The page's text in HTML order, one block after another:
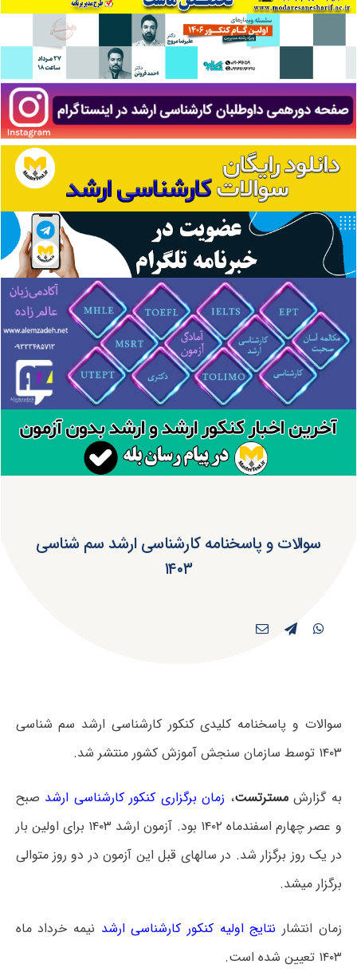
سوالات و پاسخنامه کارشناسی ارشد سم شناسی
۱۴۰۳
سوالات و پاسخنامه کلیدی کنکور کارشناسی ارشد سم شناسی
۱۴۰۳ توسط سازمان سنجش آموزش کشور منتشر شد.
به گزارشمسترتست، زمان برگزاری کنکور کارشناسی ارشد صبح
و عصر چهارم اسفندماه ۱۴۰۲ بود. آزمون ارشد ۱۴۰۳ برای اولین بار
در یک روز برگزار شد. در سالهای قبل این آزمون در دو روز متوالی
برگزار میشد.
زمان انتشار نتایج اولیه کنکور کارشناسی ارشد نیمه خرداد ماه
۱۴۰۳ تعیین شده است.